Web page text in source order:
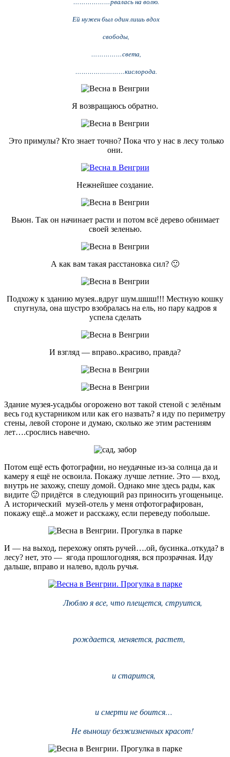
Ей нужен был один лишь вдох
свободы,
……………света,
……………………кислорода.
Я возвращаюсь обратно.
Это примулы? Кто знает точно? Пока что у нас в лесу только
они.
Нежнейшее создание.
Вьюн. Так он начинает расти и потом всё дерево обнимает
своей зеленью.
А как вам такая расстановка сил? 🙂
Подхожу к зданию музея..вдруг шум.шшш!!! Местную кошку
спугнула, она шустро взобралась на ель, но пару кадров я
успела сделать
И взгляд — вправо..красиво, правда?
Здание музея-усадьбы огорожено вот такой стеной с зелёным
весь год кустарником или как его назвать? я иду по периметру
стены, левой стороне и думаю, сколько же этим растениям
лет….срослись навечно.
Потом ещё есть фотографии, но неудачные из-за солнца да и
камеру я ещё не освоила. Покажу лучше летние. Это — вход,
внутрь не захожу, спешу домой. Однако мне здесь рады, как
видите 🙂 придётся в следующий раз приносить угощеньице.
А исторический музей-отель у меня отфотографирован,
покажу ещё..а может и расскажу, если переведу побольше.
И — на выход, перехожу опять ручей….ой, бусинка..откуда? в
лесу? нет, это — ягода прошлогодняя, вся прозрачная. Иду
дальше, вправо и налево, вдоль ручья.
Люблю я все, что плещется, струится,
рождается, меняется, растет,
и старится,
и смерти не боится…
Не выношу безжизненных красот!